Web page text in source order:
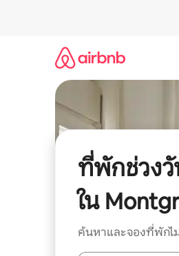
ที่พักช่วง
ใน
ค้นหาและจองที่พักไ